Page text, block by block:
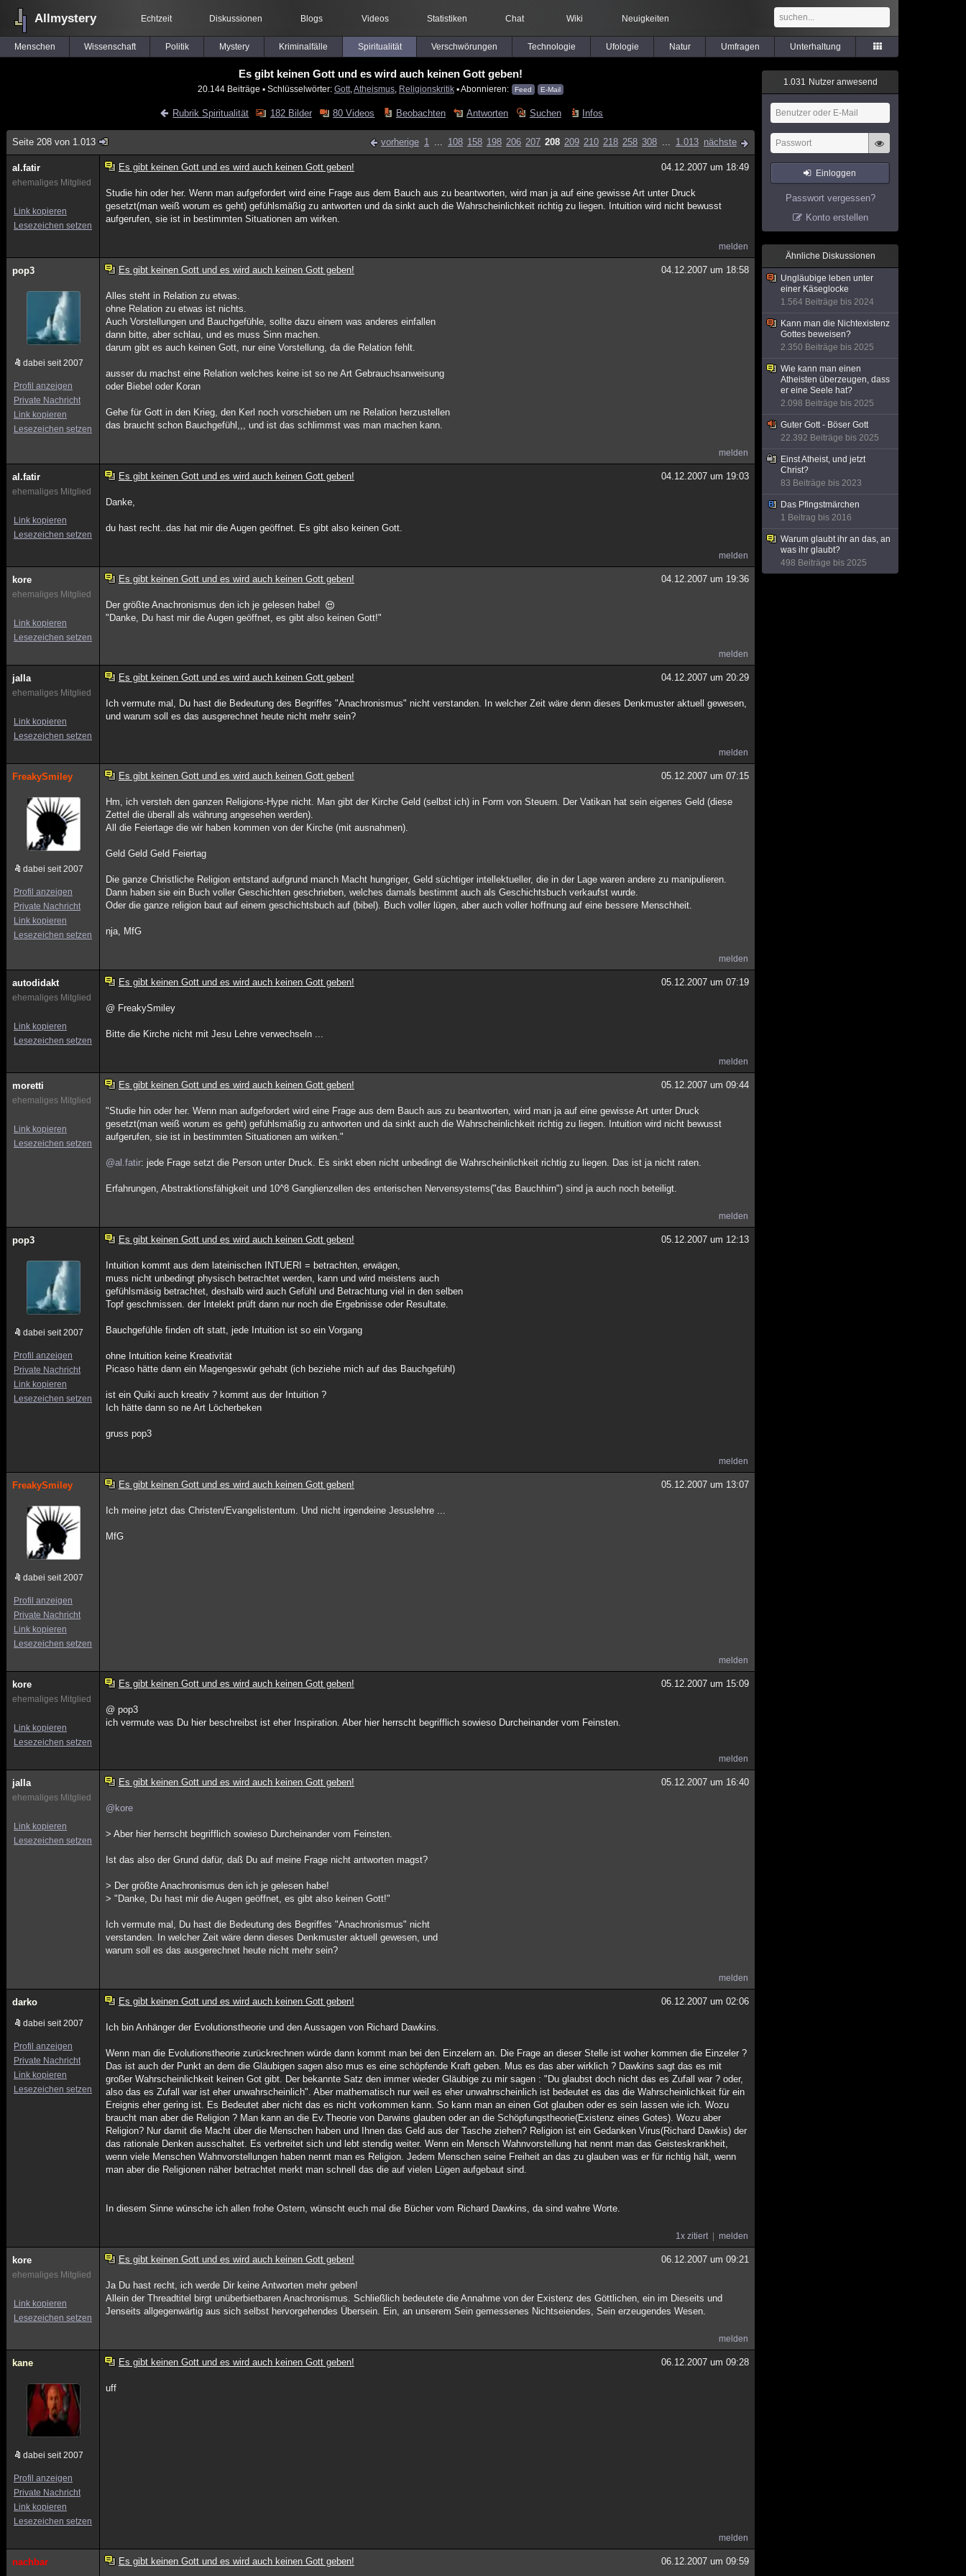
Allmystery Echtzeit Diskussionen Blogs Videos Statistiken Chat Wiki Neuigkeiten
Menschen Wissenschaft Politik Mystery Kriminalfälle Spiritualität Verschwörungen Technologie Ufologie Natur Umfragen Unterhaltung
Es gibt keinen Gott und es wird auch keinen Gott geben!
20.144 Beiträge ▪ Schlüsselwörter: Gott Atheismus Religionskritik ▪ Abonnieren: Feed E-Mail
Rubrik Spiritualität 182 Bilder 80 Videos Beobachten Antworten Suchen Infos
Seite 208 von 1.013 vorherige 1 ... 108 158 198 206 207 208 209 210 218 258 308 ... 1.013 nächste
al.fatir
ehemaliges Mitglied
Link kopieren
Lesezeichen setzen
Es gibt keinen Gott und es wird auch keinen Gott geben! 04.12.2007 um 18:49
Studie hin oder her. Wenn man aufgefordert wird eine Frage aus dem Bauch aus zu beantworten, wird man ja auf eine gewisse Art unter Druck
gesetzt(man weiß worum es geht) gefühlsmäßig zu antworten und da sinkt auch die Wahrscheinlichkeit richtig zu liegen. Intuition wird nicht bewusst
aufgerufen, sie ist in bestimmten Situationen am wirken.
melden
pop3
dabei seit 2007
Profil anzeigen
Private Nachricht
Link kopieren
Lesezeichen setzen
Es gibt keinen Gott und es wird auch keinen Gott geben! 04.12.2007 um 18:58
Alles steht in Relation zu etwas.
ohne Relation zu etwas ist nichts.
Auch Vorstellungen und Bauchgefühle, sollte dazu einem was anderes einfallen
dann bitte, aber schlau, und es muss Sinn machen.
darum gibt es auch keinen Gott, nur eine Vorstellung, da die Relation fehlt.
ausser du machst eine Relation welches keine ist so ne Art Gebrauchsanweisung
oder Biebel oder Koran
Gehe für Gott in den Krieg, den Kerl noch vorschieben um ne Relation herzustellen
das braucht schon Bauchgefühl,,, und ist das schlimmst was man machen kann.
melden
al.fatir
ehemaliges Mitglied
Link kopieren
Lesezeichen setzen
Es gibt keinen Gott und es wird auch keinen Gott geben! 04.12.2007 um 19:03
Danke,
du hast recht..das hat mir die Augen geöffnet. Es gibt also keinen Gott.
melden
kore
ehemaliges Mitglied
Link kopieren
Lesezeichen setzen
Es gibt keinen Gott und es wird auch keinen Gott geben! 04.12.2007 um 19:36
Der größte Anachronismus den ich je gelesen habe!
"Danke, Du hast mir die Augen geöffnet, es gibt also keinen Gott!"
melden
jalla
ehemaliges Mitglied
Link kopieren
Lesezeichen setzen
Es gibt keinen Gott und es wird auch keinen Gott geben! 04.12.2007 um 20:29
Ich vermute mal, Du hast die Bedeutung des Begriffes "Anachronismus" nicht verstanden. In welcher Zeit wäre denn dieses Denkmuster aktuell gewesen,
und warum soll es das ausgerechnet heute nicht mehr sein?
melden
FreakySmiley
dabei seit 2007
Profil anzeigen
Private Nachricht
Link kopieren
Lesezeichen setzen
Es gibt keinen Gott und es wird auch keinen Gott geben! 05.12.2007 um 07:15
Hm, ich versteh den ganzen Religions-Hype nicht. Man gibt der Kirche Geld (selbst ich) in Form von Steuern. Der Vatikan hat sein eigenes Geld (diese
Zettel die überall als währung angesehen werden).
All die Feiertage die wir haben kommen von der Kirche (mit ausnahmen).
Geld Geld Geld Feiertag
Die ganze Christliche Religion entstand aufgrund manch Macht hungriger, Geld süchtiger intellektueller, die in der Lage waren andere zu manipulieren.
Dann haben sie ein Buch voller Geschichten geschrieben, welches damals bestimmt auch als Geschichtsbuch verkaufst wurde.
Oder die ganze religion baut auf einem geschichtsbuch auf (bibel). Buch voller lügen, aber auch voller hoffnung auf eine bessere Menschheit.
nja, MfG
melden
autodidakt
ehemaliges Mitglied
Link kopieren
Lesezeichen setzen
Es gibt keinen Gott und es wird auch keinen Gott geben! 05.12.2007 um 07:19
@ FreakySmiley
Bitte die Kirche nicht mit Jesu Lehre verwechseln ...
melden
moretti
ehemaliges Mitglied
Link kopieren
Lesezeichen setzen
Es gibt keinen Gott und es wird auch keinen Gott geben! 05.12.2007 um 09:44
"Studie hin oder her. Wenn man aufgefordert wird eine Frage aus dem Bauch aus zu beantworten, wird man ja auf eine gewisse Art unter Druck
gesetzt(man weiß worum es geht) gefühlsmäßig zu antworten und da sinkt auch die Wahrscheinlichkeit richtig zu liegen. Intuition wird nicht bewusst
aufgerufen, sie ist in bestimmten Situationen am wirken."
@al.fatir: jede Frage setzt die Person unter Druck. Es sinkt eben nicht unbedingt die Wahrscheinlichkeit richtig zu liegen. Das ist ja nicht raten.
Erfahrungen, Abstraktionsfähigkeit und 10^8 Ganglienzellen des enterischen Nervensystems("das Bauchhirn") sind ja auch noch beteiligt.
melden
pop3
dabei seit 2007
Profil anzeigen
Private Nachricht
Link kopieren
Lesezeichen setzen
Es gibt keinen Gott und es wird auch keinen Gott geben! 05.12.2007 um 12:13
Intuition kommt aus dem lateinischen INTUERI = betrachten, erwägen,
muss nicht unbedingt physisch betrachtet werden, kann und wird meistens auch
gefühlsmäsig betrachtet, deshalb wird auch Gefühl und Betrachtung viel in den selben
Topf geschmissen. der Intelekt prüft dann nur noch die Ergebnisse oder Resultate.
Bauchgefühle finden oft statt, jede Intuition ist so ein Vorgang
ohne Intuition keine Kreativität
Picaso hätte dann ein Magengeswür gehabt (ich beziehe mich auf das Bauchgefühl)
ist ein Quiki auch kreativ ? kommt aus der Intuition ?
Ich hätte dann so ne Art Löcherbeken
gruss pop3
melden
FreakySmiley
dabei seit 2007
Profil anzeigen
Private Nachricht
Link kopieren
Lesezeichen setzen
Es gibt keinen Gott und es wird auch keinen Gott geben! 05.12.2007 um 13:07
Ich meine jetzt das Christen/Evangelistentum. Und nicht irgendeine Jesuslehre ...
MfG
melden
kore
ehemaliges Mitglied
Link kopieren
Lesezeichen setzen
Es gibt keinen Gott und es wird auch keinen Gott geben! 05.12.2007 um 15:09
@ pop3
ich vermute was Du hier beschreibst ist eher Inspiration. Aber hier herrscht begrifflich sowieso Durcheinander vom Feinsten.
melden
jalla
ehemaliges Mitglied
Link kopieren
Lesezeichen setzen
Es gibt keinen Gott und es wird auch keinen Gott geben! 05.12.2007 um 16:40
@kore
> Aber hier herrscht begrifflich sowieso Durcheinander vom Feinsten.
Ist das also der Grund dafür, daß Du auf meine Frage nicht antworten magst?
> Der größte Anachronismus den ich je gelesen habe!
> "Danke, Du hast mir die Augen geöffnet, es gibt also keinen Gott!"
Ich vermute mal, Du hast die Bedeutung des Begriffes "Anachronismus" nicht
verstanden. In welcher Zeit wäre denn dieses Denkmuster aktuell gewesen, und
warum soll es das ausgerechnet heute nicht mehr sein?
melden
darko
dabei seit 2007
Profil anzeigen
Private Nachricht
Link kopieren
Lesezeichen setzen
Es gibt keinen Gott und es wird auch keinen Gott geben! 06.12.2007 um 02:06
Ich bin Anhänger der Evolutionstheorie und den Aussagen von Richard Dawkins.
Wenn man die Evolutionstheorie zurückrechnen würde dann kommt man bei den Einzelern an. Die Frage an dieser Stelle ist woher kommen die Einzeler ?
Das ist auch der Punkt an dem die Gläubigen sagen also mus es eine schöpfende Kraft geben. Mus es das aber wirklich ? Dawkins sagt das es mit
großer Wahrscheinlichkeit keinen Got gibt. Der bekannte Satz den immer wieder Gläubige zu mir sagen : "Du glaubst doch nicht das es Zufall war ? oder,
also das es Zufall war ist eher unwahrscheinlich". Aber mathematisch nur weil es eher unwahrscheinlich ist bedeutet es das die Wahrscheinlichkeit für ein
Ereignis eher gering ist. Es Bedeutet aber nicht das es nicht vorkommen kann. So kann man an einen Got glauben oder es sein lassen wie ich. Wozu
braucht man aber die Religion ? Man kann an die Ev.Theorie von Darwins glauben oder an die Schöpfungstheorie(Existenz eines Gotes). Wozu aber
Religion? Nur damit die Macht über die Menschen haben und Ihnen das Geld aus der Tasche ziehen? Religion ist ein Gedanken Virus(Richard Dawkis) der
das rationale Denken ausschaltet. Es verbreitet sich und lebt stendig weiter. Wenn ein Mensch Wahnvorstellung hat nennt man das Geisteskrankheit,
wenn viele Menschen Wahnvorstellungen haben nennt man es Religion. Jedem Menschen seine Freiheit an das zu glauben was er für richtig hält, wenn
man aber die Religionen näher betrachtet merkt man schnell das die auf vielen Lügen aufgebaut sind.
In diesem Sinne wünsche ich allen frohe Ostern, wünscht euch mal die Bücher vom Richard Dawkins, da sind wahre Worte.
1x zitiert melden
kore
ehemaliges Mitglied
Link kopieren
Lesezeichen setzen
Es gibt keinen Gott und es wird auch keinen Gott geben! 06.12.2007 um 09:21
Ja Du hast recht, ich werde Dir keine Antworten mehr geben!
Allein der Threadtitel birgt unüberbietbaren Anachronismus. Schließlich bedeutete die Annahme von der Existenz des Göttlichen, ein im Dieseits und
Jenseits allgegenwärtig aus sich selbst hervorgehendes Übersein. Ein, an unserem Sein gemessenes Nichtseiendes, Sein erzeugendes Wesen.
melden
kane
dabei seit 2007
Profil anzeigen
Private Nachricht
Link kopieren
Lesezeichen setzen
Es gibt keinen Gott und es wird auch keinen Gott geben! 06.12.2007 um 09:28
uff
melden
nachbar Es gibt keinen Gott und es wird auch keinen Gott geben! 06.12.2007 um 09:59
1.031 Nutzer anwesend
Einloggen
Passwort vergessen?
Konto erstellen
Ähnliche Diskussionen
Ungläubige leben unter
einer Käseglocke
1.564 Beiträge bis 2024
Kann man die Nichtexistenz
Gottes beweisen?
2.350 Beiträge bis 2025
Wie kann man einen
Atheisten überzeugen, dass
er eine Seele hat?
2.098 Beiträge bis 2025
Guter Gott - Böser Gott
22.392 Beiträge bis 2025
Einst Atheist, und jetzt
Christ?
83 Beiträge bis 2023
Das Pfingstmärchen
1 Beitrag bis 2016
Warum glaubt ihr an das, an
was ihr glaubt?
498 Beiträge bis 2025